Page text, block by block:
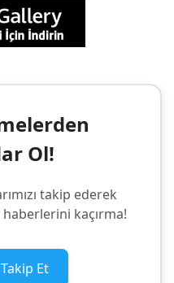
Ol!
takip ederek
haberlerini kaçırma!
Et